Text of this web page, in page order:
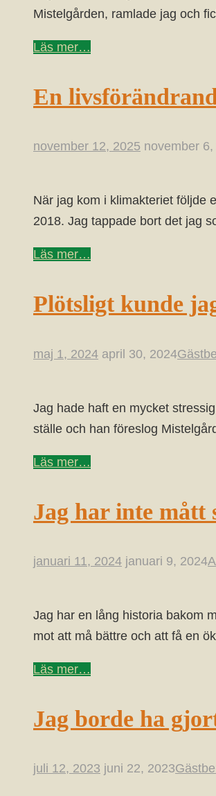
Mistelgården, ramlade jag och
Läs mer…
En
november 12, 2025 november 6,
När jag kom i klimakteriet följde
2018. Jag tappade bort det jag
Läs mer…
Plötsligt kunde
maj 1, 2024 april 30, 2024
Jag hade haft en mycket
ställe och han föreslog
Läs mer…
Jag har inte mått
januari 11, 2024 januari 9, 2024
Jag har en lång historia bakom
mot att må bättre och att få en
Läs mer…
Jag borde ha
juli 12, 2023 juni 22, 2023